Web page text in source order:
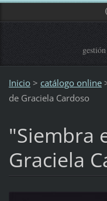
Inicio > catálogo online
de Graciela Cardoso
"Siembra
Graciela